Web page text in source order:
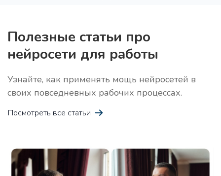
Полезные статьи про
нейросети для работы
Узнайте, как применять мощь нейросетей в
своих повседневных рабочих процессах.
Посмотреть все статьи